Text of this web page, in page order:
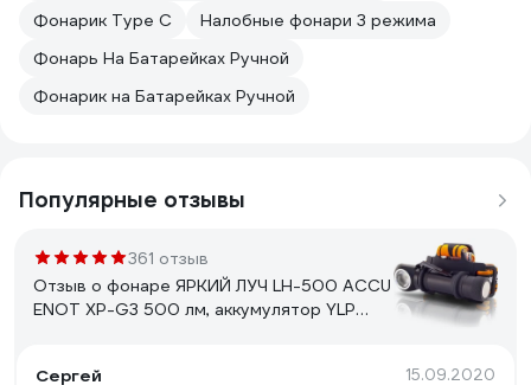
Фонарик Type C
Налобные фонари 3 режима
Фонарь На Батарейках Ручной
Фонарик на Батарейках Ручной
Популярные отзывы
361 отзыв
Отзыв о фонаре ЯРКИЙ ЛУЧ LH-500 ACCU
ENOT XP-G3 500 лм, аккумулятор YLP
Сергей
15.09.2020